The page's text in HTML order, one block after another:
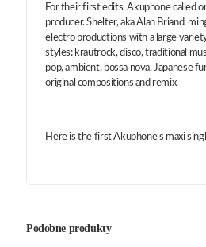
For their first edits, Akuphone called
producer. Shelter, aka Alan Briand,
electro productions with a large
styles: krautrock, disco, traditional
pop, ambient, bossa nova, Japanese
original compositions and remix.
Here is the first Akuphone’s maxi
Podobne produkty